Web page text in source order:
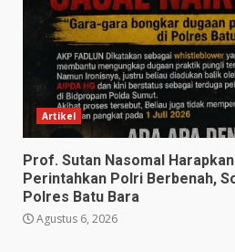
Artikel
Prof. Sutan Nasomal
Perintahkan Polri Berbenah,
Polres Batu Bara
Agustus 6, 2026